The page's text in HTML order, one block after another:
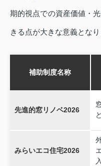
期的視点での資産価値・
きる点が大きな意義となり
補助制度名称
先進的窓リノベ2026
みらいエコ住宅2026